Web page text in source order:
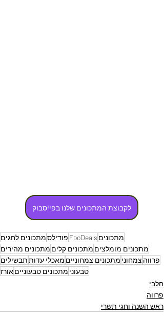
לקבוצת המתכונים שלנו בפייסבוק
מתכונים FooDeals פודילסמתכונים לחגים
מתכונים מומלצים מתכונים קלים מתכונים מהירים
פרווה צמחוני מתכונים צמחוניים מאכלי עדותתבשילים
טבעוני מתכונים טבעונייםאורז
חלבי
פרווה
ראש השנה וחגי תשרי